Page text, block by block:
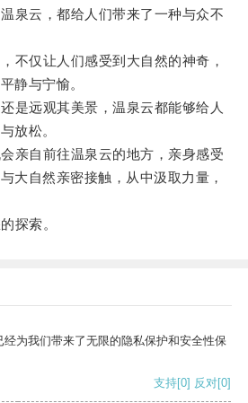
云，都给人们带来了一种与众不
仅让人们感受到大自然的神奇，
静与宁愉。
远观其美景，温泉云都能够给人
放松。
自前往温泉云的地方，亲身感受
大自然亲密接触，从中汲取力量，
探索。
为我们带来了无限的隐私保护和安全性保
支持[0] 反对[0]